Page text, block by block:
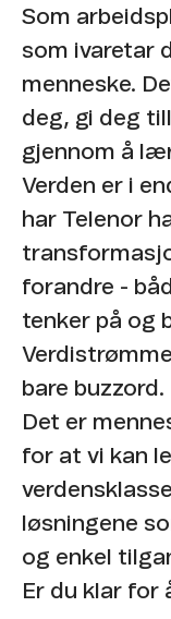
Som
som ivaretar
menneske.
deg, gi deg
gjennom å
Verden er i
har Telenor
forandre -
tenker på og
bare
Det er
for at vi kan
løsningene
og enkel
Er du klar for